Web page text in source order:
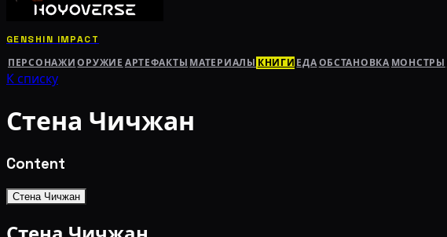
GENSHIN IMPACT
ПЕРСОНАЖИ ОРУЖИЕ АРТЕФАКТЫ МАТЕРИАЛЫ КНИГИ ЕДАОБСТАНОВКА МОНСТРЫ
К списку
Стена Чичжан
Content
Стена Чичжан